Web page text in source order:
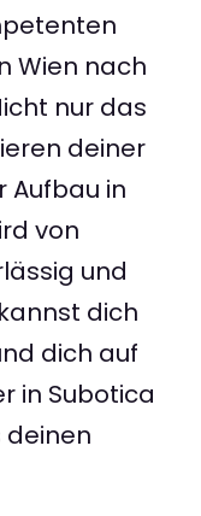
Wien nach
nur das
deiner
Aufbau in
von
und
dich
dich auf
in Subotica
deinen